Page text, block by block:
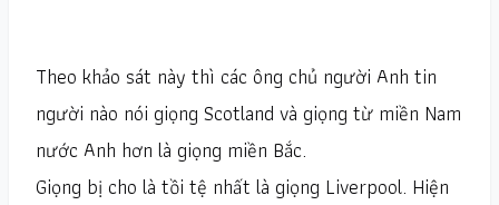
Theo khảo sát này thì các ông chủ người Anh tin
người nào nói giọng Scotland và giọng từ miền Nam
nước Anh hơn là giọng miền Bắc.
Giọng bị cho là tồi tệ nhất là giọng Liverpool. Hiện